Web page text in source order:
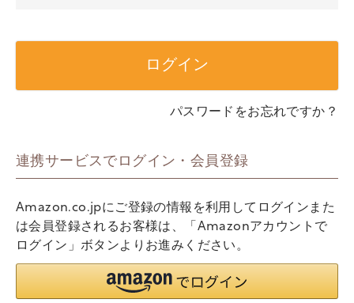
)
ログイン
パスワードをお忘れですか？
連携サービスでログイン・会員登録
Amazon.co.jpにご登録の情報を利用してログインまた
は会員登録されるお客様は、「Amazonアカウントで
ログイン」ボタンよりお進みください。